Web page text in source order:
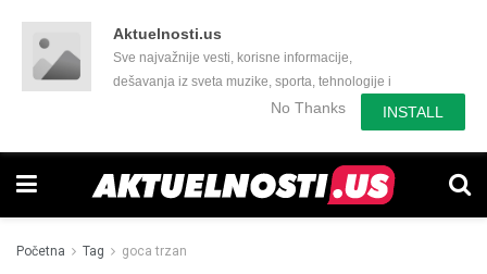
Aktuelnosti.us
Sve najvažnije vesti, korisne informacije,
dešavanja iz sveta muzike, sporta, tehnologije i
još mnogo toga zanimljivog.No Thanks INSTALL
Početna Tag goca trzan